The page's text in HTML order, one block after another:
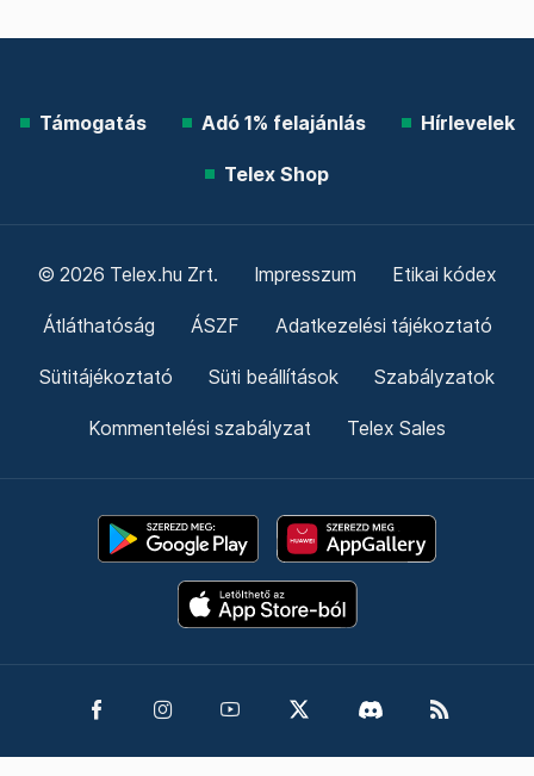
Támogatás Adó 1% felajánlás Hírlevelek
Telex Shop
© 2026 Telex.hu Zrt. Impresszum Etikai kódex
Átláthatóság ÁSZF Adatkezelési tájékoztató
Sütitájékoztató Süti beállítások Szabályzatok
Kommentelési szabályzat Telex Sales